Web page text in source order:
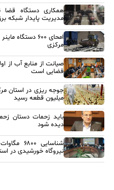
همکاری دستگاه
مدیریت پایدار شبکه
امحای ۶۰۰ دستگاه
مرکزی
صیانت از منابع آب از
قضایی است
میلیون قطعه رسید
باید زحمات دستان
دیده شود
شناسایی
نیروگاه خورشیدی در